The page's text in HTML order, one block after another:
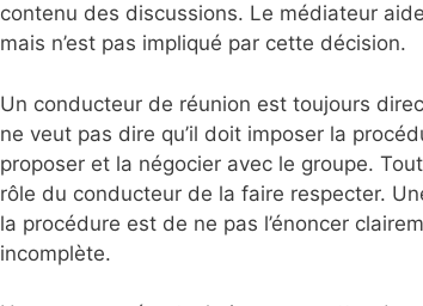
contenu des discussions. Le médiateur
mais n’est pas impliqué par cette décision.
Un conducteur de réunion est toujours
ne veut pas dire qu’il doit imposer la
proposer et la négocier avec le groupe.
rôle du conducteur de la faire respecter.
la procédure est de ne pas l’énoncer
incomplète.